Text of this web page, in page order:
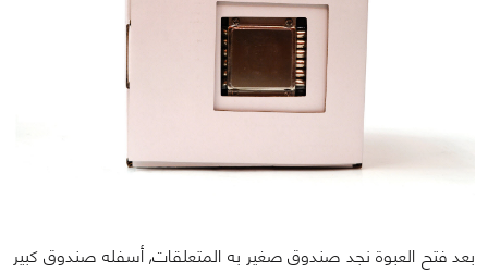
بعد فتح العبوة نجد صندوق صغير به المتعلقات, أسفله صندوق كبير